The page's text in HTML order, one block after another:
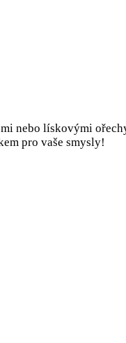
nebo lískovými
pro vaše smysly!